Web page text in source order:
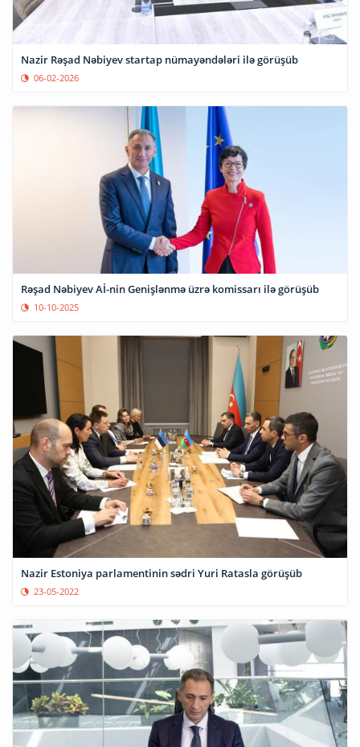
Nazir Rəşad Nəbiyev startap nümayəndələri ilə görüşüb
06-02-2026
Rəşad Nəbiyev Aİ-nin Genişlənmə üzrə komissarı ilə görüşüb
10-10-2025
Nazir Estoniya parlamentinin sədri Yuri Ratasla görüşüb
23-05-2022